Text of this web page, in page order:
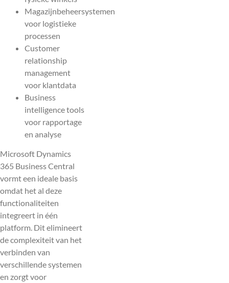
Magazijnbeheersystemen
voor logistieke
processen
Customer
relationship
management
voor klantdata
Business
intelligence tools
voor rapportage
en analyse
Microsoft Dynamics
365 Business Central
vormt een ideale basis
omdat het al deze
functionaliteiten
integreert in één
platform. Dit elimineert
de complexiteit van het
verbinden van
verschillende systemen
en zorgt voor